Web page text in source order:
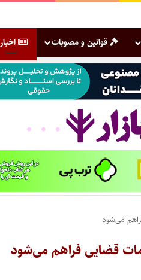
قوانین و مصوبات اخبار
می‌شود
قضایی فراهم می‌شود